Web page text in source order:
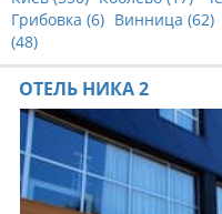
Грибовка (6) Винница (62)
(48)
ОТЕЛЬ НИКА 2